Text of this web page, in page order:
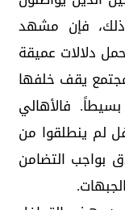
فإن مشهد
دلالات عميقة
يقف خلفها
فالأهالي
لم ينطلقوا من
بواجب التضامن